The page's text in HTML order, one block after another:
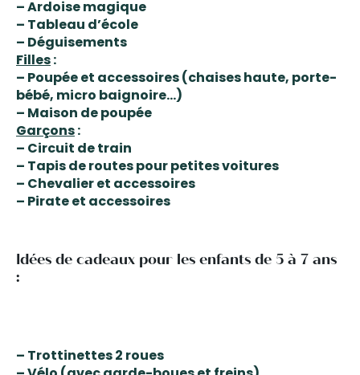
– Ardoise magique
– Tableau d’école
– Déguisements
Filles:
– Poupée et accessoires (chaises haute, porte-
bébé, micro baignoire…)
– Maison de poupée
Garçons:
– Circuit de train
– Tapis de routes pour petites voitures
– Chevalier et accessoires
– Pirate et accessoires
Idées de cadeaux pour les enfants de 5 à 7 ans
:
– Trottinettes 2 roues